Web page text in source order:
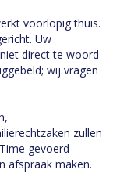
voorlopig thuis.
Uw
direct te woord
wij vragen
zullen
gevoerd
afspraak maken.